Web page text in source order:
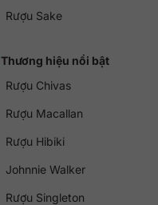
Rượu Sake
Thương hiệu nổi bật
Rượu Chivas
Rượu Macallan
Rượu Hibiki
Johnnie Walker
Rượu Singleton